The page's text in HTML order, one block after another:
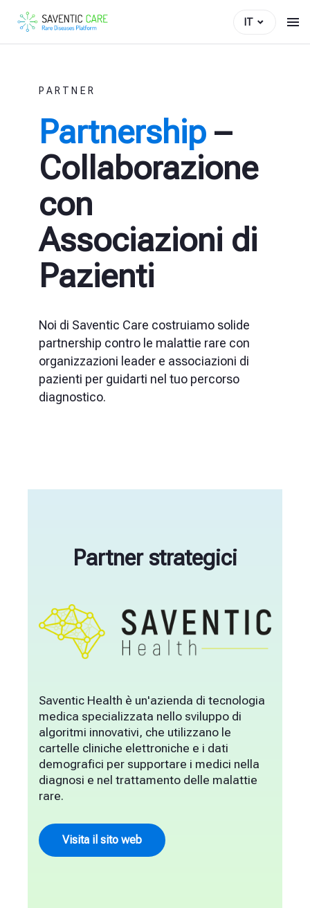
IT
PARTNER
Partnership –
Collaborazione
con
Associazioni di
Pazienti
Noi di Saventic Care costruiamo solide
partnership contro le malattie rare con
organizzazioni leader e associazioni di
pazienti per guidarti nel tuo percorso
diagnostico.
Partner strategici
Saventic Health è un'azienda di tecnologia
medica specializzata nello sviluppo di
algoritmi innovativi, che utilizzano le
cartelle cliniche elettroniche e i dati
demografici per supportare i medici nella
diagnosi e nel trattamento delle malattie
rare.
Visita il sito web